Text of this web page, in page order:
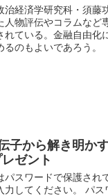
治経済学研究科・須藤
人物評伝やコラムなど
れている。金融自由化
のもよいであろう。
子から解き明か
ゼント
パスワードで保護され
力してください。 パス